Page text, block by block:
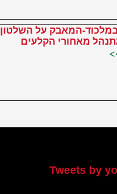
המאבק על השלטון
מאחורי הקלעים
Tweets by